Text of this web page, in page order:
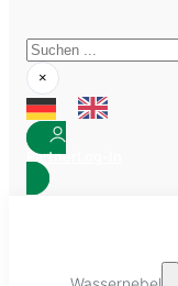
Suchen
×
Partner